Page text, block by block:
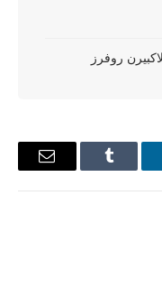
Tumblr
البريد